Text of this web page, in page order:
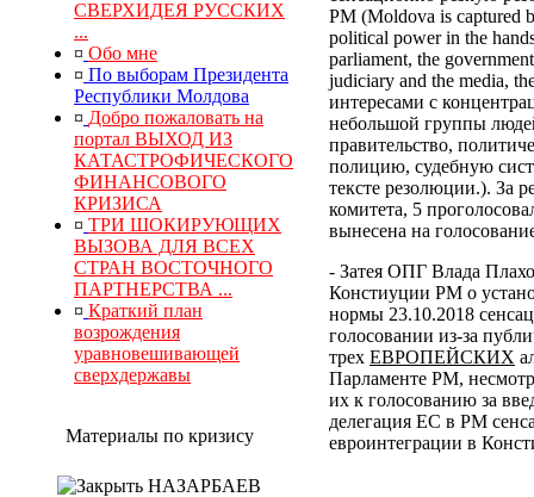
СВЕРХИДЕЯ РУССКИХ
...
¤ Обо мне
¤ По выборам Президента
Республики Молдова
¤ Добро пожаловать на
портал ВЫХОД ИЗ
КАТАСТРОФИЧЕСКОГО
ФИНАНСОВОГО
КРИЗИСА
¤ ТРИ ШОКИРУЮЩИХ
ВЫЗОВА ДЛЯ ВСЕХ
СТРАН ВОСТОЧНОГО
ПАРТНЕРСТВА ...
¤ Краткий план
возрождения
уравновешивающей
сверхдержавы
Материалы по кризису
НАЗАРБАЕВ
РМ (Moldova is captured
political power in the
parliament, the
judiciary and the media,
интересами с
небольшой группы
правительство,
полицию, судебную
тексте резолюции.). За
комитета, 5
вынесена на
- Затея ОПГ Влада
Констиуции РМ о
нормы 23.10.2018
голосовании из-за
трех ЕВРОПЕЙСКИХ
Парламенте РМ,
их к голосованию за
делегация ЕС в РМ
евроинтеграции в